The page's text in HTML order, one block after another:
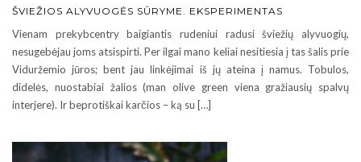
ŠVIEŽIOS ALYVUOGĖS SŪRYME. EKSPERIMENTAS
Vienam prekybcentry baigiantis rudeniui radusi šviežių alyvuogių,
nesugebėjau joms atsispirti. Per ilgai mano keliai nesitiesia į tas šalis prie
Viduržemio jūros; bent jau linkėjimai iš jų ateina į namus. Tobulos,
didelės, nuostabiai žalios (man olive green viena gražiausių spalvų
interjere). Ir beprotiškai karčios – ką su […]